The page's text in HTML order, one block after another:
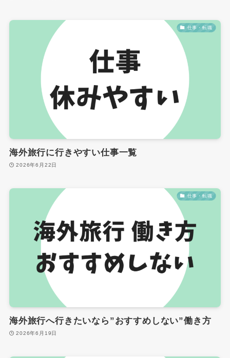
仕事・転職
海外旅行に行きやすい仕事一覧
2026年6月22日
仕事・転職
海外旅行へ行きたいなら”おすすめしない”働き方
2026年6月19日